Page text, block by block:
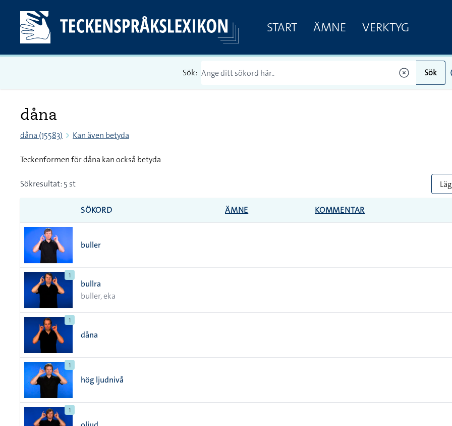
START ÄMNE VERKTYG
Sök: Sök
dåna
dåna (15583) Kan även betyda
Teckenformen för dåna kan också betyda
Sökresultat: 5 st
SÖKORD ÄMNE KOMMENTAR
buller
1
bullra
buller, eka
1
dåna
1
hög ljudnivå
1